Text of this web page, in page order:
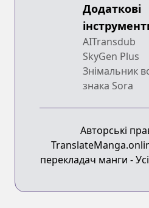
Додаткові
AITransdub
SkyGen Plus
Знімальник
знака Sora
Авторські
перекладач манги -